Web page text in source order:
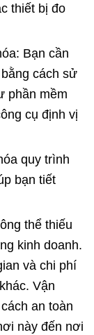
thiết bị đo
Bạn cần
cách sử
phần mềm
cụ định vị
quy trình
bạn tiết
thể thiếu
kinh doanh.
và chi phí
Vận
an toàn
này đến nơi